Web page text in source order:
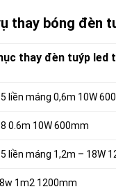
thay bóng đèn
thay đèn tuýp led
liền máng 0,6m 10W
0.6m 10W 600mm
liền máng 1,2m – 18W
1m2 1200mm